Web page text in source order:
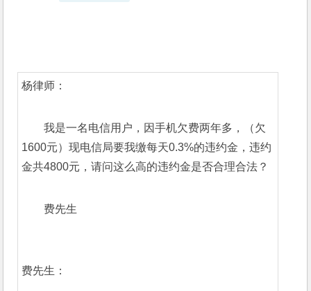
杨律师：
我是一名电信用户，因手机欠费两年多，（欠
1600元）现电信局要我缴每天0.3%的违约金，违约
金共4800元，请问这么高的违约金是否合理合法？
费先生
费先生：